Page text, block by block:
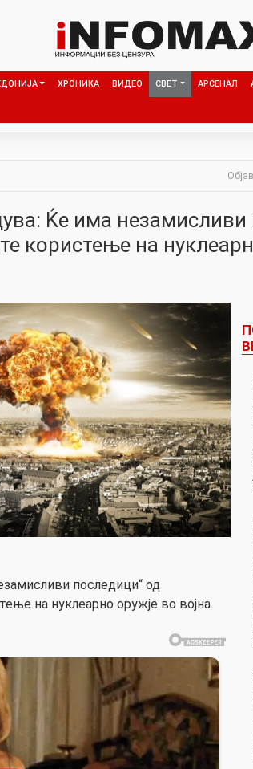
ХРОНИКА ВИДЕО СВЕТ АРСЕНАЛ
Ќе има незамисливи
користење на
последици“ од
на нуклеарно оружје во војна.